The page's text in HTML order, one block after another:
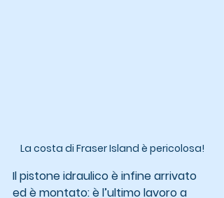
La costa di Fraser Island è pericolosa!
Il pistone idraulico è infine arrivato
ed è montato: è l’ultimo lavoro a